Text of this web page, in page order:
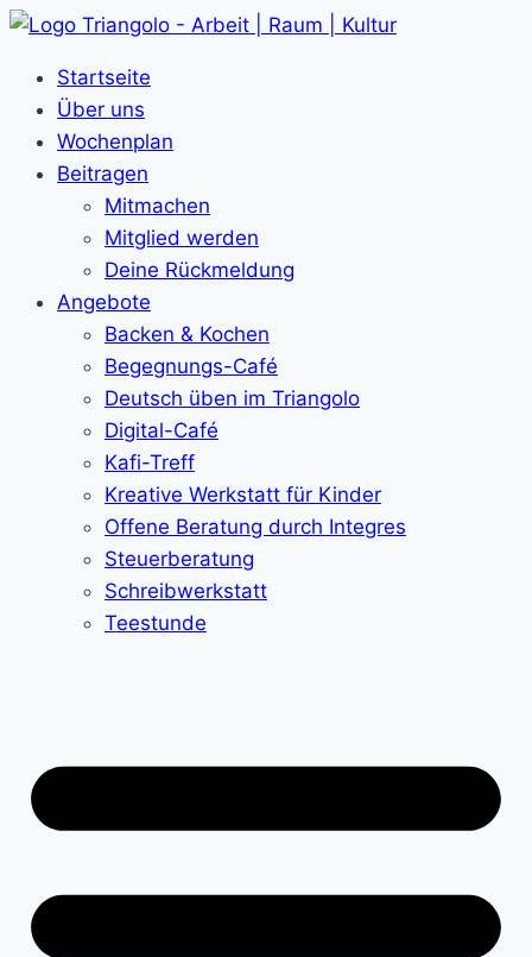
Zum
springenStartseite
Über uns
Wochenplan
Beitragen
Mitmachen
Mitglied werden
Deine Rückmeldung
Angebote
Backen & Kochen
Begegnungs-Café
Deutsch üben im Triangolo
Digital-Café
Kafi-Treff
Kreative Werkstatt für Kinder
Offene Beratung durch Integres
Steuerberatung
Schreibwerkstatt
Teestunde